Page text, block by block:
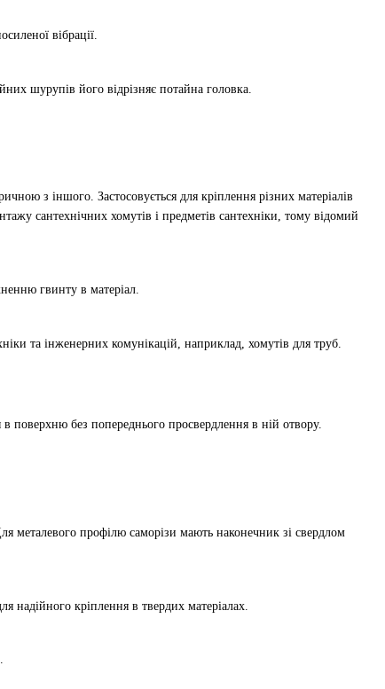
вібрації.
шурупів його відрізняє потайна головка.
з іншого. Застосовується для кріплення різних матеріалів
сантехнічних хомутів і предметів сантехніки, тому відомий
гвинту в матеріал.
та інженерних комунікацій, наприклад, хомутів для труб.
поверхню без попереднього просвердлення в ній отвору.
металевого профілю саморізи мають наконечник зі свердлом
кріплення в твердих матеріалах.